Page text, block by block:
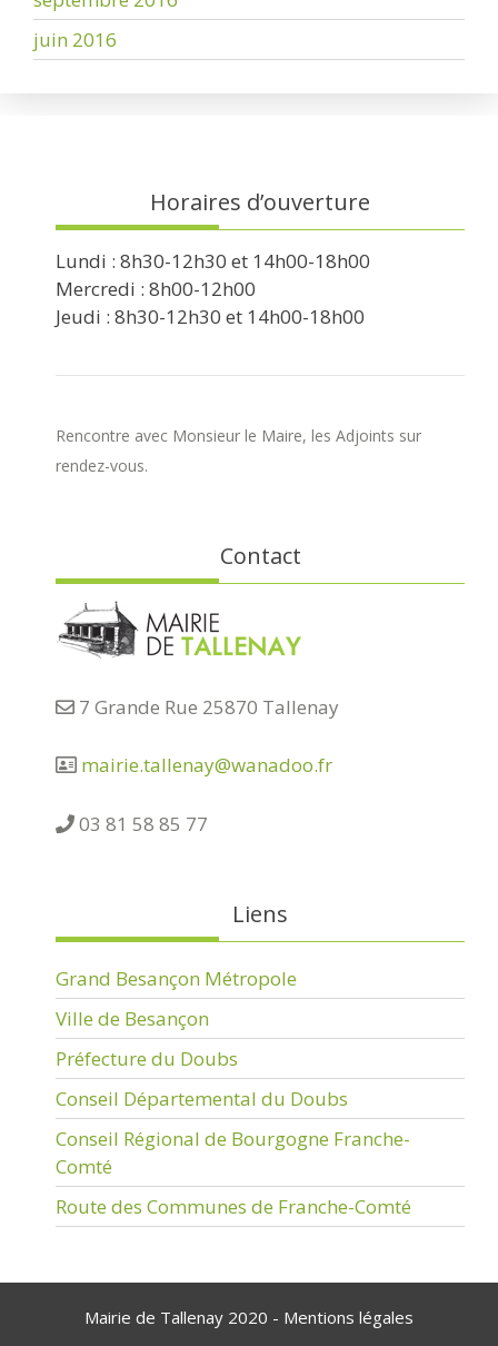
juin 2016
Horaires d’ouverture
Lundi : 8h30-12h30 et 14h00-18h00
Mercredi : 8h00-12h00
Jeudi : 8h30-12h30 et 14h00-18h00
Rencontre avec Monsieur le Maire, les Adjoints sur
rendez-vous.
Contact
7 Grande Rue 25870 Tallenay
mairie.tallenay@wanadoo.fr
03 81 58 85 77
Liens
Grand Besançon Métropole
Ville de Besançon
Préfecture du Doubs
Conseil Départemental du Doubs
Conseil Régional de Bourgogne Franche-
Comté
Route des Communes de Franche-Comté
Mairie de Tallenay 2020 - Mentions légales